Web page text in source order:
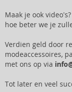
Maak je ook
hoe beter we je
Verdien geld door
modeaccessoires,
met ons op via
Tot later en veel